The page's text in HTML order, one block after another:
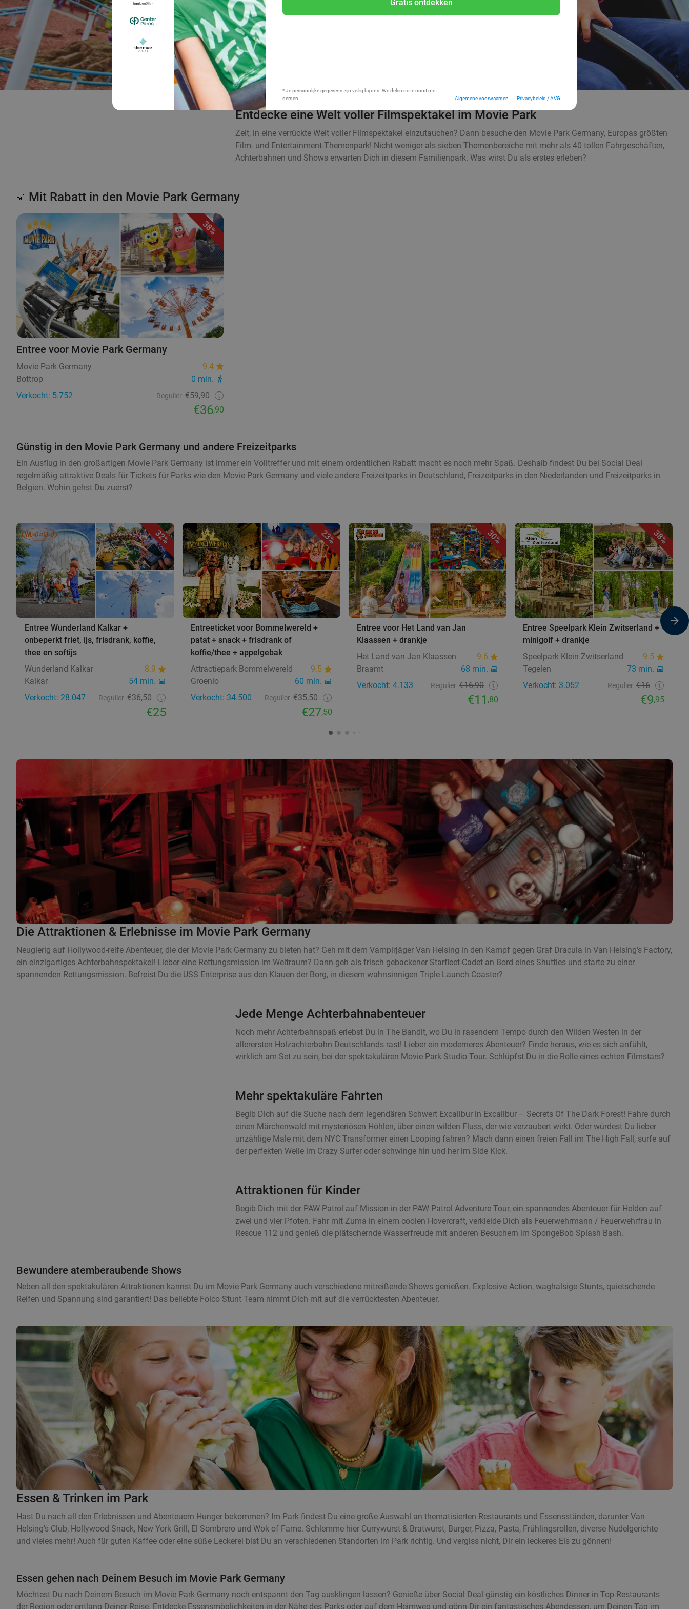
Gratis ontdekken
* Je persoonlijke gegevens zijn veilig bij ons. We delen deze nooit met
derden.
Algemene voorwaarden Privacybeleid / AVG
Entdecke eine Welt voller Filmspektakel im Movie Park
Zeit, in eine verrückte Welt voller Filmspektakel einzutauchen? Dann besuche den Movie Park Germany, Europas größten
Film- und Entertainment-Themenpark! Nicht weniger als sieben Themenbereiche mit mehr als 40 tollen Fahrgeschäften,
Achterbahnen und Shows erwarten Dich in diesem Familienpark. Was wirst Du als erstes erleben?
🎢 Mit Rabatt in den Movie Park Germany
38%
Entree voor Movie Park Germany
Movie Park Germany
9.4
Bottrop
0 min.
Verkocht: 5.752
Regulier €59,90
€36,90
Günstig in den Movie Park Germany und andere Freizeitparks
Ein Ausflug in den großartigen Movie Park Germany ist immer ein Volltreffer und mit einem ordentlichen Rabatt macht es noch mehr Spaß. Deshalb findest Du bei Social Deal
regelmäßig attraktive Deals für Tickets für Parks wie den Movie Park Germany und viele andere Freizeitparks in Deutschland, Freizeitparks in den Niederlanden und Freizeitparks in
Belgien. Wohin gehst Du zuerst?
32%
Entree Wunderland Kalkar +
onbeperkt friet, ijs, frisdrank, koffie,
thee en softijs
Wunderland Kalkar
8.9
Kalkar
54 min.
Verkocht: 28.047
Regulier €36,50
€25
23%
Entreeticket voor Bommelwereld +
patat + snack + frisdrank of
koffie/thee + appelgebak
Attractiepark Bommelwereld
9.5
Groenlo
60 min.
Verkocht: 34.500
Regulier €35,50
€27,50
30%
Entree voor Het Land van Jan
Klaassen + drankje
Het Land van Jan Klaassen
9.6
Braamt
68 min.
Verkocht: 4.133
Regulier €16,90
€11 ,80
38%
Entree Speelpark Klein Zwitserland +
minigolf + drankje
Speelpark Klein Zwitserland
9.5
Tegelen
73 min.
Verkocht: 3.052
Regulier €16
€9,95
Die Attraktionen & Erlebnisse im Movie Park Germany
Neugierig auf Hollywood-reife Abenteuer, die der Movie Park Germany zu bieten hat? Geh mit dem Vampirjäger Van Helsing in den Kampf gegen Graf Dracula in Van Helsing’s Factory,
ein einzigartiges Achterbahnspektakel! Lieber eine Rettungsmission im Weltraum? Dann geh als frisch gebackener Starfleet-Cadet an Bord eines Shuttles und starte zu einer
spannenden Rettungsmission. Befreist Du die USS Enterprise aus den Klauen der Borg, in diesem wahnsinnigen Triple Launch Coaster?
Jede Menge Achterbahnabenteuer
Noch mehr Achterbahnspaß erlebst Du in The Bandit, wo Du in rasendem Tempo durch den Wilden Westen in der
allerersten Holzachterbahn Deutschlands rast! Lieber ein moderneres Abenteuer? Finde heraus, wie es sich anfühlt,
wirklich am Set zu sein, bei der spektakulären Movie Park Studio Tour. Schlüpfst Du in die Rolle eines echten Filmstars?
Mehr spektakuläre Fahrten
Begib Dich auf die Suche nach dem legendären Schwert Excalibur in Excalibur – Secrets Of The Dark Forest! Fahre durch
einen Märchenwald mit mysteriösen Höhlen, über einen wilden Fluss, der wie verzaubert wirkt. Oder würdest Du lieber
unzählige Male mit dem NYC Transformer einen Looping fahren? Mach dann einen freien Fall im The High Fall, surfe auf
der perfekten Welle im Crazy Surfer oder schwinge hin und her im Side Kick.
Attraktionen für Kinder
Begib Dich mit der PAW Patrol auf Mission in der PAW Patrol Adventure Tour, ein spannendes Abenteuer für Helden auf
zwei und vier Pfoten. Fahr mit Zuma in einem coolen Hovercraft, verkleide Dich als Feuerwehrmann / Feuerwehrfrau in
Rescue 112 und genieß die plätschernde Wasserfreude mit anderen Besuchern im SpongeBob Splash Bash.
Bewundere atemberaubende Shows
Neben all den spektakulären Attraktionen kannst Du im Movie Park Germany auch verschiedene mitreißende Shows genießen. Explosive Action, waghalsige Stunts, quietschende
Reifen und Spannung sind garantiert! Das beliebte Folco Stunt Team nimmt Dich mit auf die verrücktesten Abenteuer.
Essen & Trinken im Park
Hast Du nach all den Erlebnissen und Abenteuern Hunger bekommen? Im Park findest Du eine große Auswahl an thematisierten Restaurants und Essensständen, darunter Van
Helsing’s Club, Hollywood Snack, New York Grill, El Sombrero und Wok of Fame. Schlemme hier Currywurst & Bratwurst, Burger, Pizza, Pasta, Frühlingsrollen, diverse Nudelgerichte
und vieles mehr! Auch für guten Kaffee oder eine süße Leckerei bist Du an verschiedenen Standorten im Park richtig. Und vergiss nicht, Dir ein leckeres Eis zu gönnen!
Essen gehen nach Deinem Besuch im Movie Park Germany
Möchtest Du nach Deinem Besuch im Movie Park Germany noch entspannt den Tag ausklingen lassen? Genieße über Social Deal günstig ein köstliches Dinner in Top-Restaurants
der Region oder entlang Deiner Reise. Entdecke Essensmöglichkeiten in der Nähe des Parks oder auf dem Heimweg und gönn Dir ein fantastisches Abendessen, um Deinen Tag im